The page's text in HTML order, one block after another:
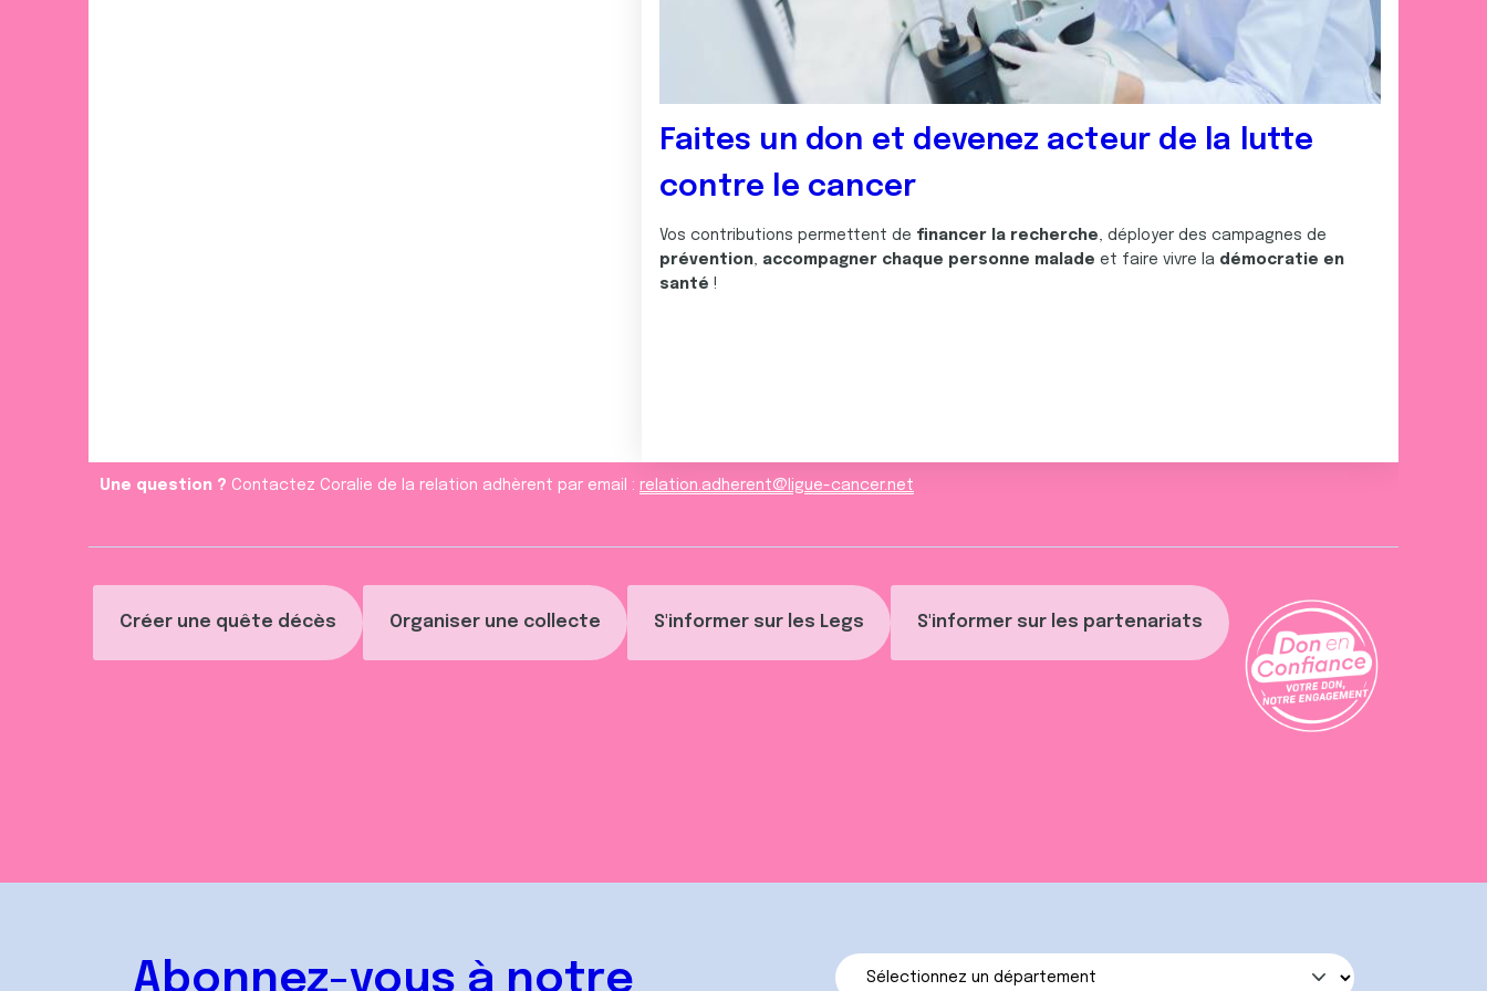
Créer une quête décès Organiser une collecte S'informer sur les Legs S'informer sur les partenariats
Faites un don et devenez acteur de la lutte
contre le cancer
Vos contributions permettent de financer la recherche, déployer des campagnes de
prévention, accompagner chaque personne malade et faire vivre la démocratie en
santé !
Une question ? Contactez Coralie de la relation adhèrent par email : relation.adherent@ligue-cancer.net
Abonnez-vous à notre